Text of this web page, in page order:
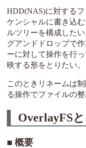
HDD(NAS)に対する
ケンシャルに書き込
ルツリーを構成した
グアンドドロップで
ーに対して操作を行
映する形をとりたい。
このときリネームは
る操作でファイルの整
OverlayFS
概要